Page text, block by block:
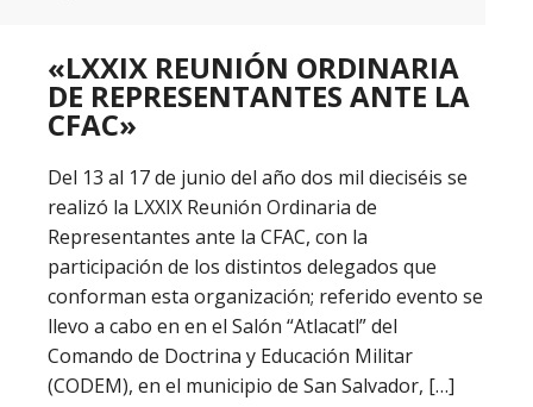
«LXXIX REUNIÓN ORDINARIA
DE REPRESENTANTES ANTE LA
CFAC»
Del 13 al 17 de junio del año dos mil dieciséis se
realizó la LXXIX Reunión Ordinaria de
Representantes ante la CFAC, con la
participación de los distintos delegados que
conforman esta organización; referido evento se
llevo a cabo en en el Salón “Atlacatl” del
Comando de Doctrina y Educación Militar
(CODEM), en el municipio de San Salvador, […]